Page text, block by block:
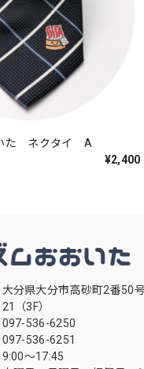
た ネクタイ A
¥2,400
大分県大分市高砂町2番50
21（3F）
097-536-6250
097-536-6251
9:00～17:45